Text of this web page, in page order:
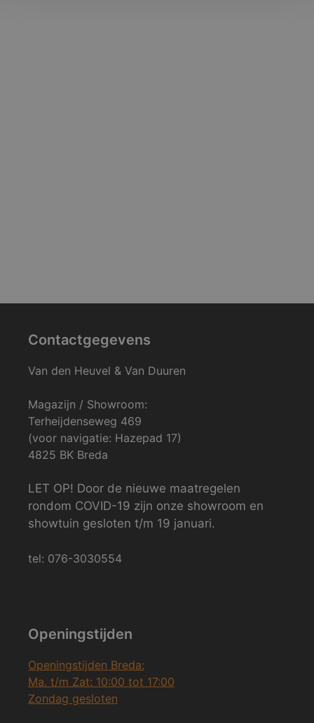
Contactgegevens
Van den Heuvel & Van Duuren
Magazijn / Showroom:
Terheijdenseweg 469
(voor navigatie: Hazepad 17)
4825 BK Breda
LET OP! Door de nieuwe maatregelen
rondom COVID-19 zijn onze showroom en
showtuin gesloten t/m 19 januari.
tel: 076-3030554
Openingstijden
Openingstijden Breda:
Ma. t/m Zat: 10:00 tot 17:00
Zondag gesloten